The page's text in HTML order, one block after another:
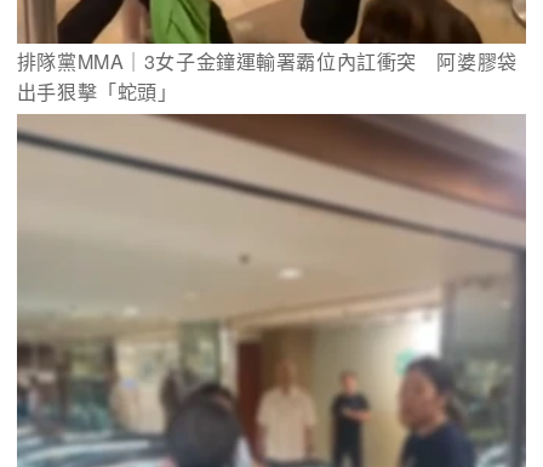
排隊黨MMA｜3女子金鐘運輸署霸位內訌衝突　阿婆膠袋
出手狠擊「蛇頭」